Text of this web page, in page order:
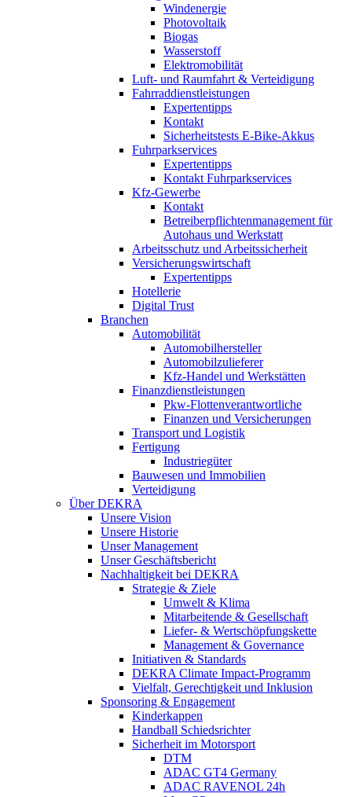
Windenergie
Photovoltaik
Biogas
Wasserstoff
Elektromobilität
Luft- und Raumfahrt & Verteidigung
Fahrraddienstleistungen
Expertentipps
Kontakt
Sicherheitstests E-Bike-Akkus
Fuhrparkservices
Expertentipps
Kontakt Fuhrparkservices
Kfz-Gewerbe
Kontakt
Betreiberpflichtenmanagement für
Autohaus und Werkstatt
Arbeitsschutz und Arbeitssicherheit
Versicherungswirtschaft
Expertentipps
Hotellerie
Digital Trust
Branchen
Automobilität
Automobilhersteller
Automobilzulieferer
Kfz-Handel und Werkstätten
Finanzdienstleistungen
Pkw‑Flottenverantwortliche
Finanzen und Versicherungen
Transport und Logistik
Fertigung
Industriegüter
Bauwesen und Immobilien
Verteidigung
Über DEKRA
Unsere Vision
Unsere Historie
Unser Management
Unser Geschäftsbericht
Nachhaltigkeit bei DEKRA
Strategie & Ziele
Umwelt & Klima
Mitarbeitende & Gesellschaft
Liefer- & Wertschöpfungskette
Management & Governance
Initiativen & Standards
DEKRA Climate Impact-Programm
Vielfalt, Gerechtigkeit und Inklusion​
Sponsoring & Engagement
Kinderkappen
Handball Schiedsrichter
Sicherheit im Motorsport
DTM
ADAC GT4 Germany
ADAC RAVENOL 24h